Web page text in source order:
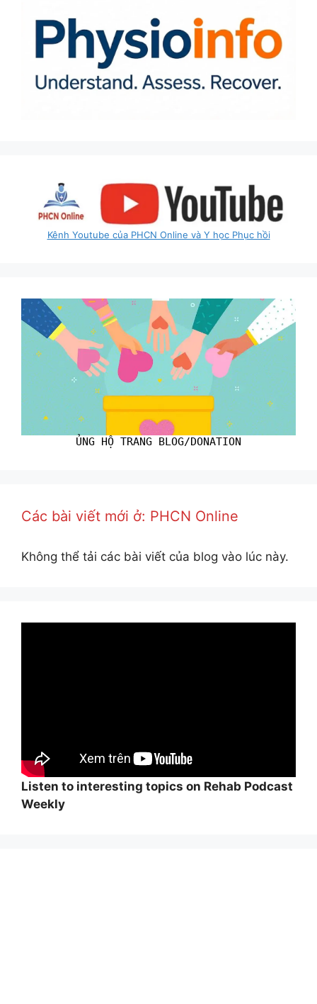
Kênh Youtube của PHCN Online và Y học Phục hồi
ỦNG HỘ TRANG BLOG/DONATION
Các bài viết mới ở: PHCN Online
Không thể tải các bài viết của blog vào lúc này.
Listen to interesting topics on Rehab Podcast
Weekly